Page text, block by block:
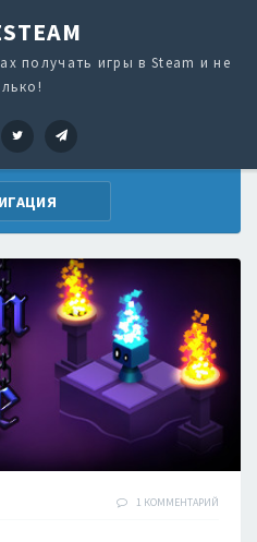
получать игры в Steam и не
Twitter
1 КОММЕНТАРИЙ